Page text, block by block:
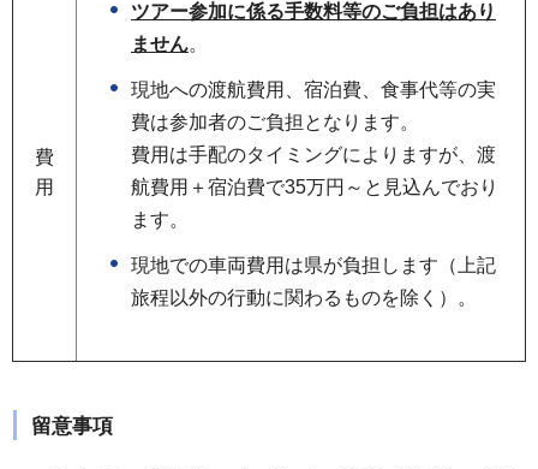
費
用
ツアー参加に係る手数料等のご負担はあり
ません。
現地への渡航費用、宿泊費、食事代等の実
費は参加者のご負担となります。
費用は手配のタイミングによりますが、渡
航費用＋宿泊費で35万円～と見込んでおり
ます。
現地での車両費用は県が負担します（上記
旅程以外の行動に関わるものを除く）。
留意事項